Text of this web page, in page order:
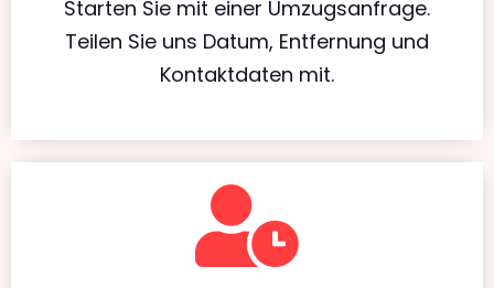
Starten Sie mit einer Umzugsanfrage.
Teilen Sie uns Datum, Entfernung und
Kontaktdaten mit.